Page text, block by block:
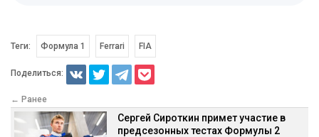
Теги: Формула 1 Ferrari FIA
Поделиться:
← Ранее
Сергей Сироткин примет участие в
предсезонных тестах Формулы 2